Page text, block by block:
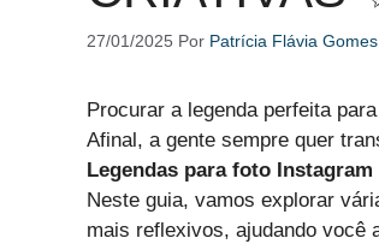
27/01/2025 Por Patrícia Flávia Gomes
Procurar a legenda perfeita
Afinal, a gente sempre quer
Legendas para foto Instagram
Neste guia, vamos explorar
mais reflexivos, ajudando você